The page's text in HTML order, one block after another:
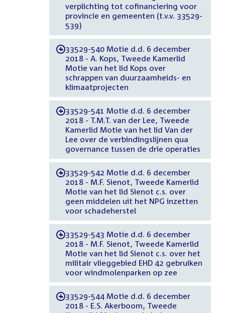
verplichting tot cofinanciering voor
provincie en gemeenten (t.v.v. 33529-
539)
-33529-540 Motie d.d. 6 december
2018 - A. Kops, Tweede Kamerlid
Motie van het lid Kops over
schrappen van duurzaamheids- en
klimaatprojecten
-33529-541 Motie d.d. 6 december
2018 - T.M.T. van der Lee, Tweede
Kamerlid Motie van het lid Van der
Lee over de verbindingslijnen qua
governance tussen de drie operaties
-33529-542 Motie d.d. 6 december
2018 - M.F. Sienot, Tweede Kamerlid
Motie van het lid Sienot c.s. over
geen middelen uit het NPG inzetten
voor schadeherstel
-33529-543 Motie d.d. 6 december
2018 - M.F. Sienot, Tweede Kamerlid
Motie van het lid Sienot c.s. over het
militair vlieggebied EHD 42 gebruiken
voor windmolenparken op zee
-33529-544 Motie d.d. 6 december
2018 - E.S. Akerboom, Tweede